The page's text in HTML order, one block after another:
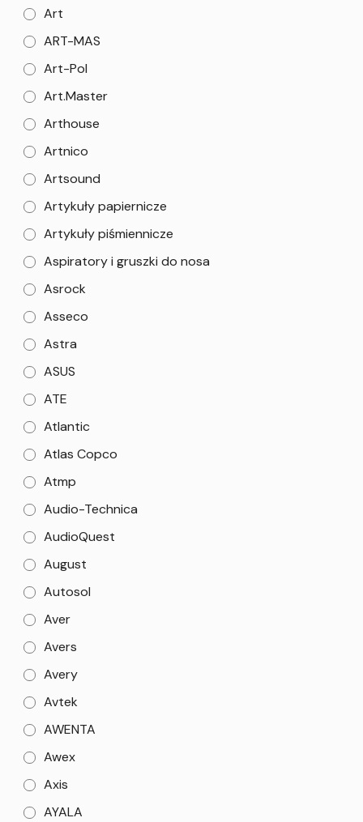
Art
ART-MAS
Art-Pol
Art.Master
Arthouse
Artnico
Artsound
Artykuły papiernicze
Artykuły piśmiennicze
Aspiratory i gruszki do nosa
Asrock
Asseco
Astra
ASUS
ATE
Atlantic
Atlas Copco
Atmp
Audio-Technica
AudioQuest
August
Autosol
Aver
Avers
Avery
Avtek
AWENTA
Awex
Axis
AYALA